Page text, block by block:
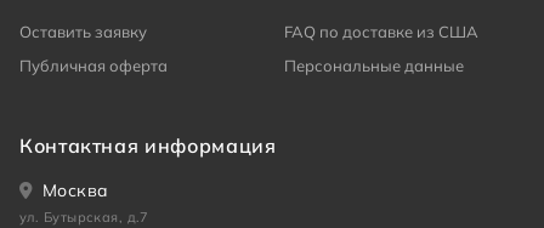
Оставить заявку
FAQ по доставке из США
Публичная оферта
Персональные данные
Контактная информация
Москва
ул. Бутырская, д.7